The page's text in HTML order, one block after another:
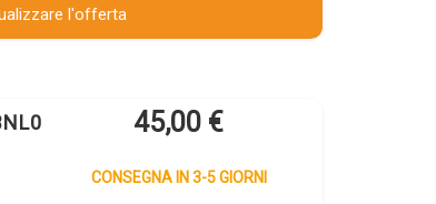
l'offerta
45,00 €
CONSEGNA IN 3-5 GIORNI